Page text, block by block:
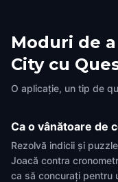
Moduri de
City cu
O aplicație, un tip de
Ca o vânătoare de
Rezolvă indicii și
Joacă contra
ca să concurați pentru